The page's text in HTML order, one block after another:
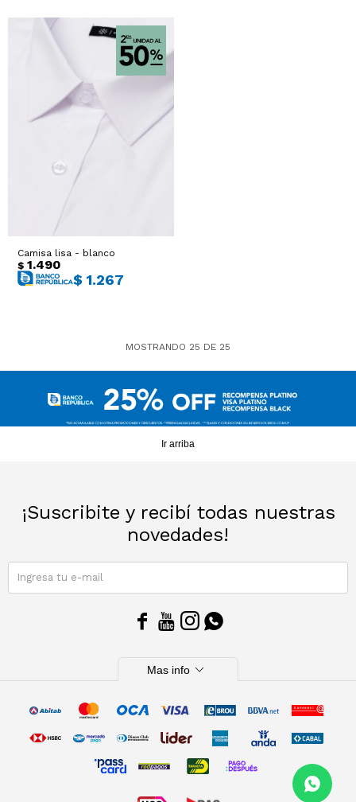
Camisa lisa - blanco
$ 1.490
$ 1.267
MOSTRANDO 25 DE 25
Ir arriba
¡Suscribite y recibí todas nuestras
novedades!
   
Mas info expand_more